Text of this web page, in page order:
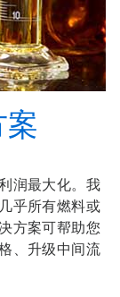
润最大化。我
乎所有燃料或
方案可帮助您
、升级中间流